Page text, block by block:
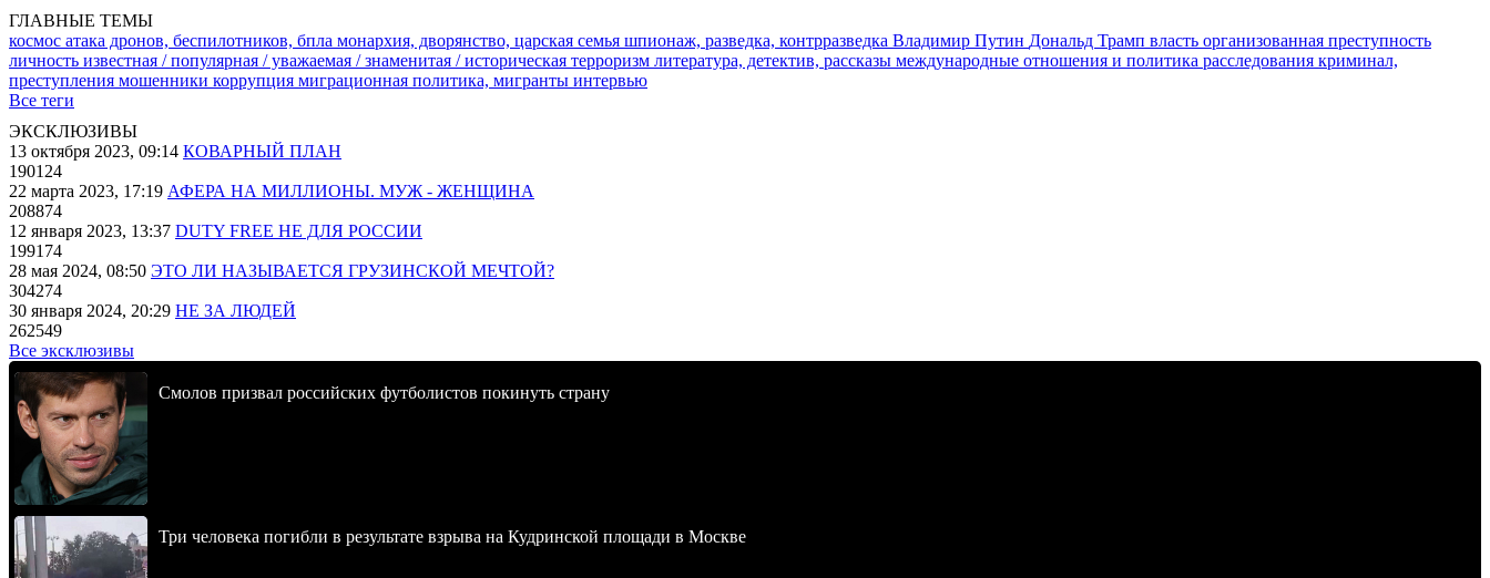
ГЛАВНЫЕ ТЕМЫ
космос атака дронов, беспилотников, бпла монархия, дворянство, царская семья шпионаж, разведка, контрразведка Владимир Путин Дональд Трамп власть организованная преступность
личность известная / популярная / уважаемая / знаменитая / историческая терроризм литература, детектив, рассказы международные отношения и политика расследования криминал,
преступления мошенники коррупция миграционная политика, мигранты интервью
Все теги
ЭКСКЛЮЗИВЫ
13 октября 2023, 09:14 КОВАРНЫЙ ПЛАН
190124
22 марта 2023, 17:19 АФЕРА НА МИЛЛИОНЫ. МУЖ - ЖЕНЩИНА
208874
12 января 2023, 13:37 DUTY FREE НЕ ДЛЯ РОССИИ
199174
28 мая 2024, 08:50 ЭТО ЛИ НАЗЫВАЕТСЯ ГРУЗИНСКОЙ МЕЧТОЙ?
304274
30 января 2024, 20:29 НЕ ЗА ЛЮДЕЙ
262549
Все эксклюзивы
Смолов призвал российских футболистов покинуть страну
Три человека погибли в результате взрыва на Кудринской площади в Москве